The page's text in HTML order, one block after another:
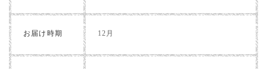
お届け時期 12月